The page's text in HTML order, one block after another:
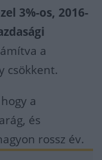
3%-os, 2016-
a
csökkent.
a
és
rossz év.